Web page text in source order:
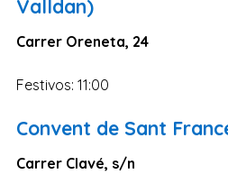
Pontevedra
Valldan)
Carrer Oreneta, 24
Festivos: 11:00
Convent de Sant
Carrer Clavé, s/n